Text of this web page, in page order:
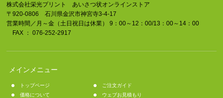
株式会社栄光プリント あいさつ状オンラインストア
〒920-0806 石川県金沢市神宮寺3-4-17
営業時間／月～金（土日祝日は休業） 9：00～12：00/13：00～14：00
FAX ： 076-252-2917
メインメニュー
トップページ
ご注文ガイド
価格について
ウェブお見積もり